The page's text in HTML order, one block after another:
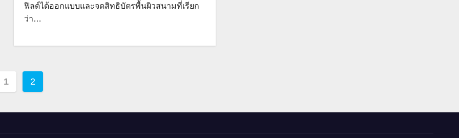
ฟิลด์ได้ออกแบบและจดสิทธิบัตรพื้นผิวสนามที่เรียก
ว่า…
1 2